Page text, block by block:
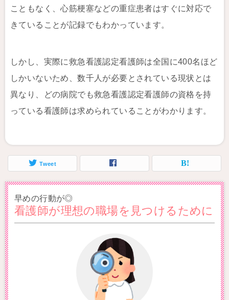
こともなく、心筋梗塞などの重症患者はすぐに対応で
きていることが記録でもわかっています。
しかし、実際に救急看護認定看護師は全国に400名ほど
しかいないため、数千人が必要とされている現状とは
異なり、どの病院でも救急看護認定看護師の資格を持
っている看護師は求められていることがわかります。
Tweet
早めの行動が◎
看護師が理想の職場を見つけるために